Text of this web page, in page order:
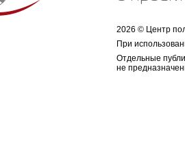
2026 © Центр
При
Отдельные
не